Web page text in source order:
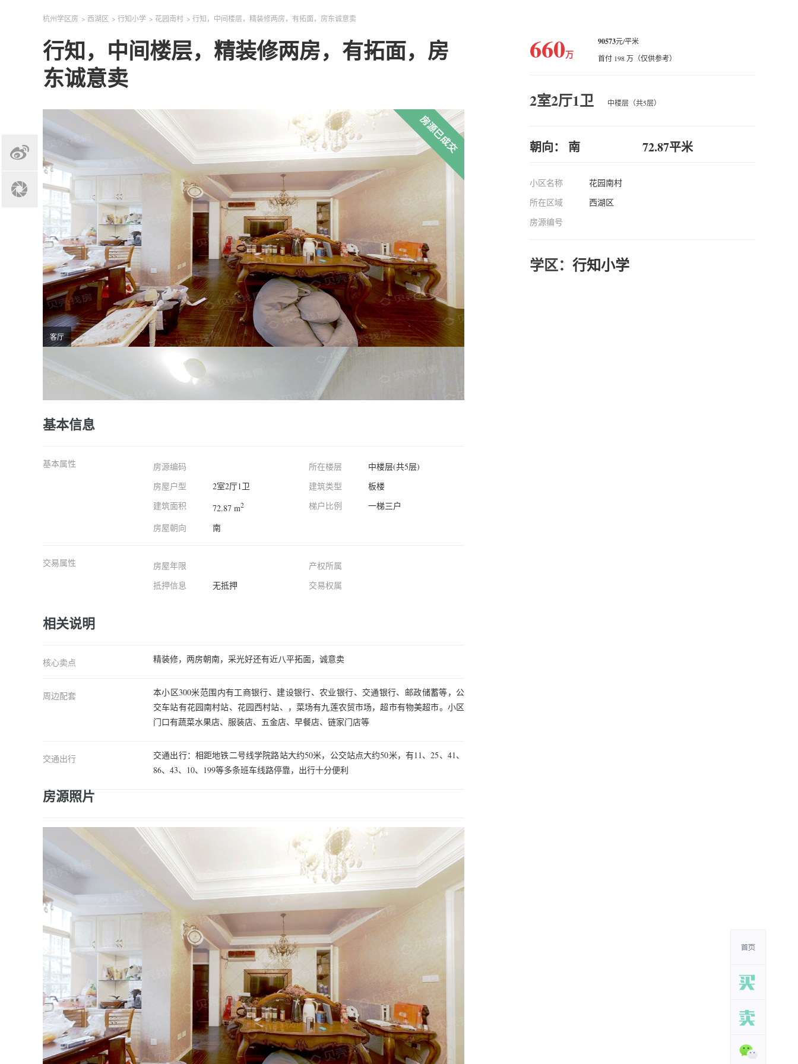
杭州学区房 > 西湖区 > 行知小学 > 花园南村 > 行知，中间楼层，精装修两房，有拓面，房东诚意卖
行知，中间楼层，精装修两房，有拓面，房
东诚意卖
客厅
卧室B
基本信息
基本属性
房源编码
房屋户型
2室2厅1卫
建筑面积
72.87 m2
房屋朝向 南
所在楼层
中楼层(共5层)
建筑类型
板楼
梯户比例
一梯三户
交易属性
房屋年限
抵押信息
无抵押
产权所属
交易权属
相关说明
核心卖点 精装修，两房朝南，采光好还有近八平拓面，诚意卖
周边配套
本小区300米范围内有工商银行、建设银行、农业银行、交通银行、邮政储蓄等，公
交车站有花园南村站、花园西村站、，菜场有九莲农贸市场，超市有物美超市。小区
门口有蔬菜水果店、服装店、五金店、早餐店、链家门店等
交通出行
交通出行：相距地铁二号线学院路站大约50米，公交站点大约50米，有11、25、41、
86、43、10、199等多条班车线路停靠，出行十分便利
房源照片
660万
90573元/平米
首付 198 万（仅供参考）
2室2厅1卫 中楼层（共5层）
朝向： 南 72.87平米
小区名称
花园南村
所在区域
西湖区
房源编号
学区： 行知小学